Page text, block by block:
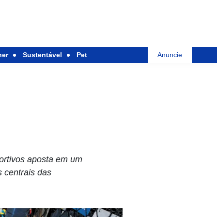
Sustentável Pet Anuncie
aposta em um
centrais das